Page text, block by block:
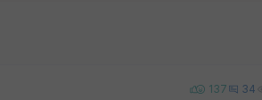
137 34